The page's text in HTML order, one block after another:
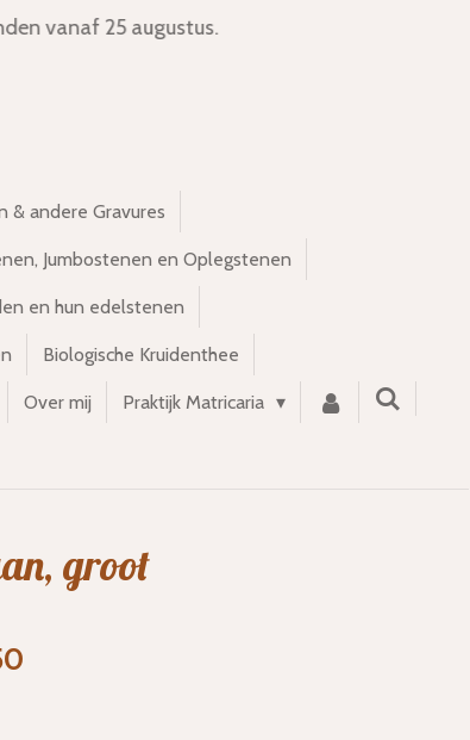
vanaf 25 augustus.
& andere Gravures
Jumbostenen en Oplegstenen
en hun edelstenen
Biologische Kruidenthee
Over mij Praktijk Matricaria
groot